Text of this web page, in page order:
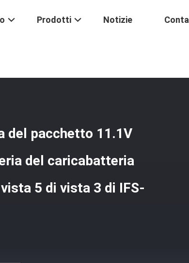
Prodotti Notizie
del pacchetto 11.1V
del caricabatteria
5 di vista 3 di IFS-